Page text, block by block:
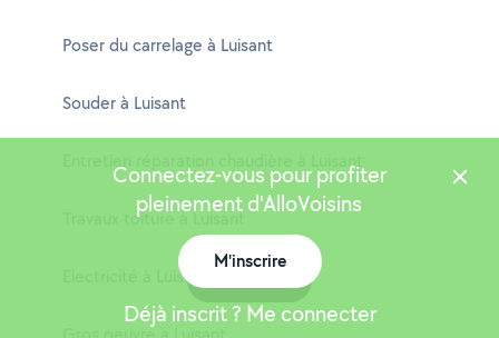
Poser du carrelage à Luisant
Souder à Luisant
Entretien réparation chaudière à Luisant
Travaux toiture à Luisant
Electricité à Luisant
Connectez-vous pour profiter
pleinement d'AlloVoisins
M'inscrire
Déjà inscrit ? Me connecter